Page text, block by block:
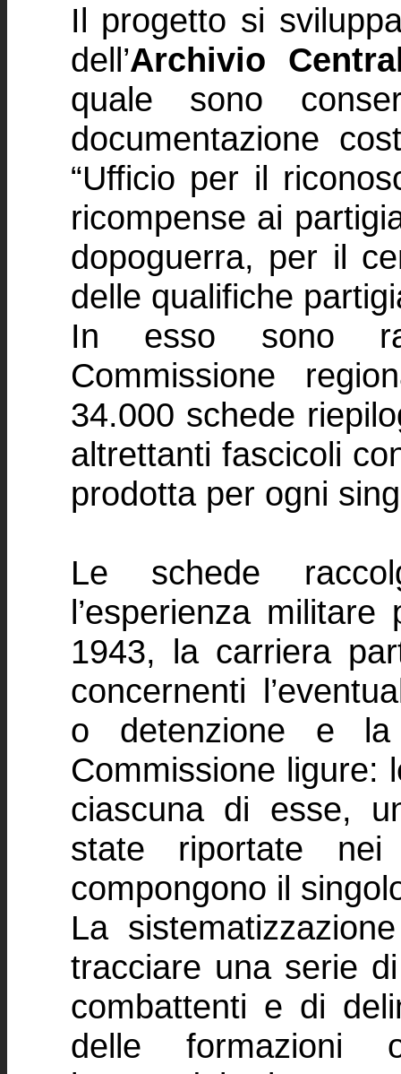
Il progetto si
dell’Archivio
quale sono
documentazione
“Ufficio per il
ricompense ai
dopoguerra, per il
delle qualifiche
In esso sono
Commissione
34.000 schede
altrettanti fascicoli
prodotta per ogni
Le schede
l’esperienza militare
1943, la carriera
concernenti
o detenzione e la
Commissione ligure:
ciascuna di esse,
state riportate
compongono il
La
tracciare una serie
combattenti e di
delle formazioni